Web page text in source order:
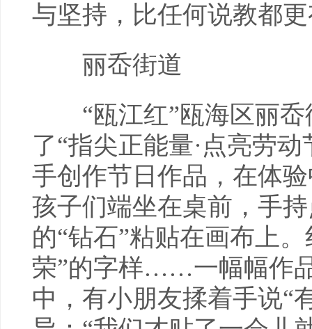
与坚持，比任何说教都
丽岙街道
“瓯江红”瓯海区丽岙
了“指尖正能量·点亮劳
手创作节日作品，在体
孩子们端坐在桌前，手
的“钻石”粘贴在画布上
荣”的字样……一幅幅作
中，有小朋友揉着手说“